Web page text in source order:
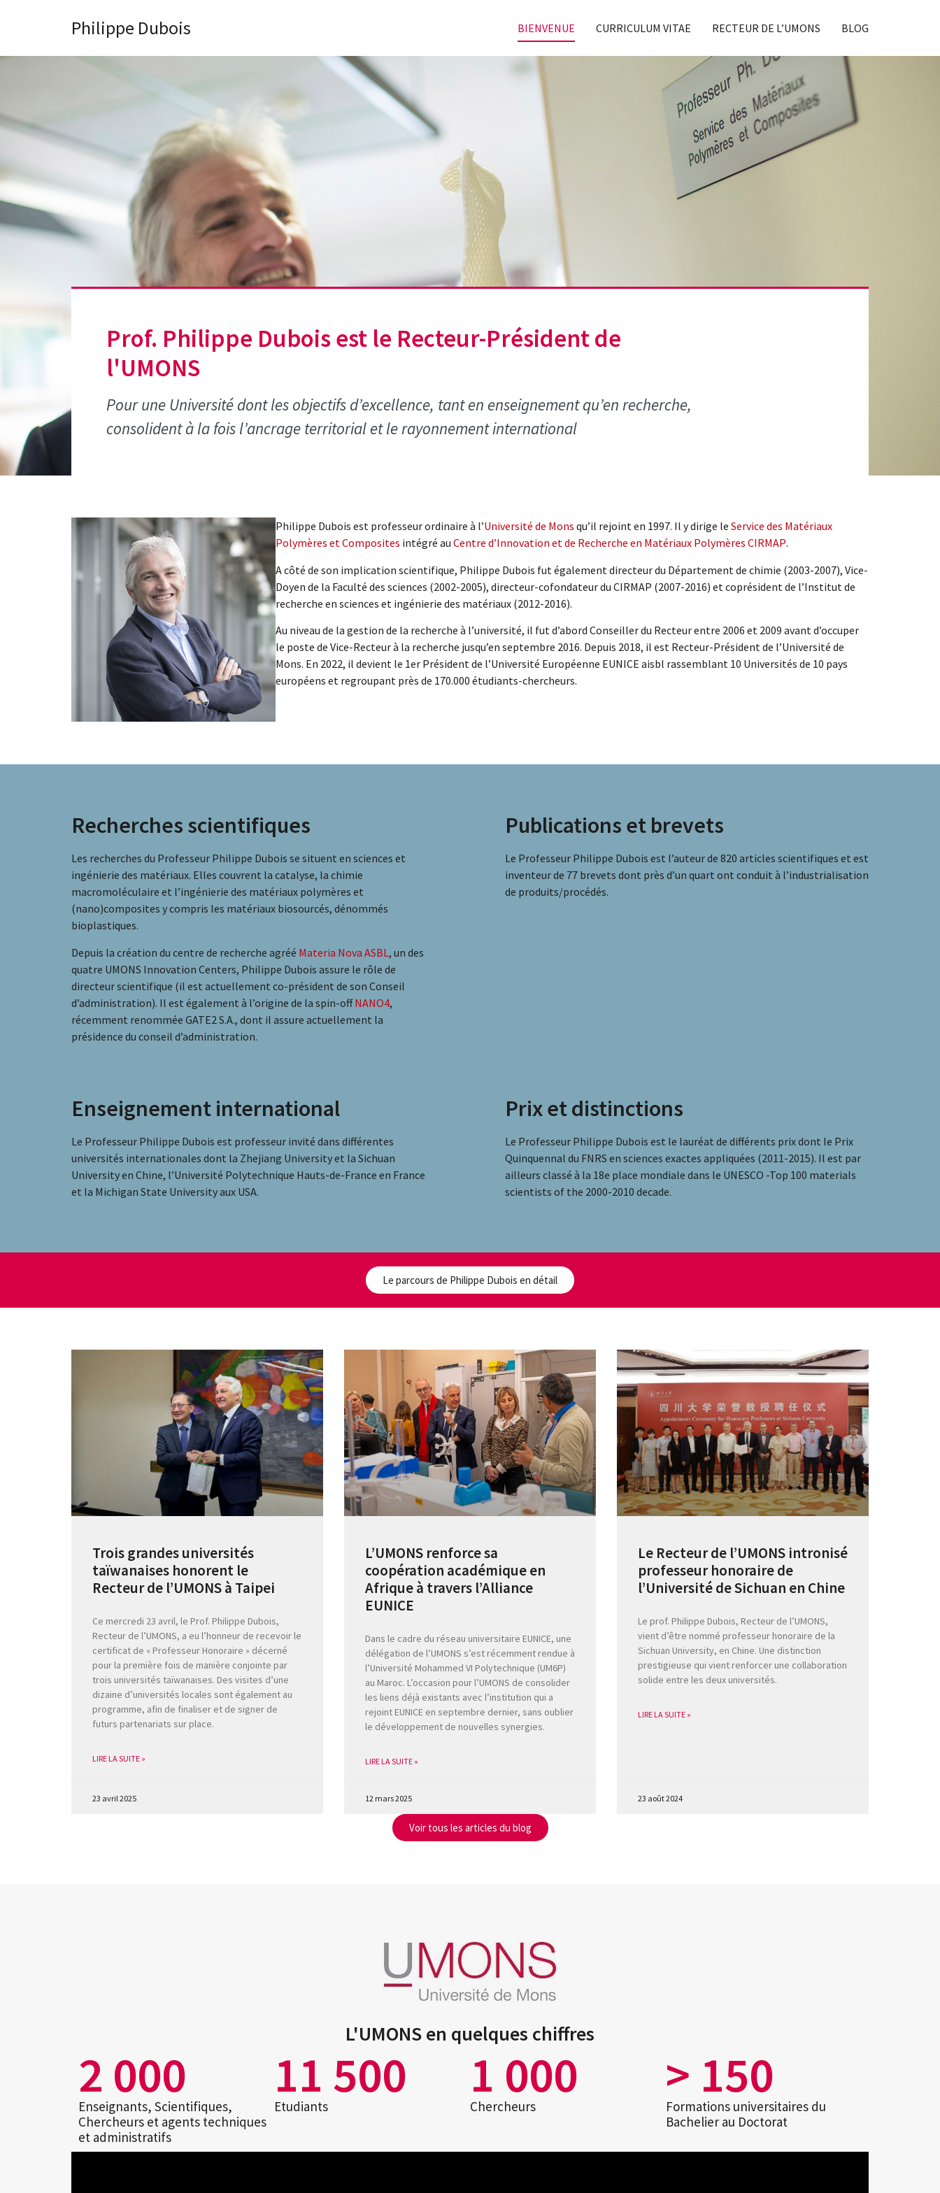
Philippe Dubois BIENVENUE CURRICULUM VITAE RECTEUR DE L’UMONS BLOG
Prof. Philippe Dubois est le Recteur-Président de
l'UMONS
Pour une Université dont les objectifs d’excellence, tant en enseignement qu’en recherche,
consolident à la fois l’ancrage territorial et le rayonnement international
Philippe Dubois est professeur ordinaire à l’Université de Mons qu’il rejoint en 1997. Il y dirige le Service des Matériaux
Polymères et Composites intégré au Centre d’Innovation et de Recherche en Matériaux Polymères CIRMAP.
A côté de son implication scientifique, Philippe Dubois fut également directeur du Département de chimie (2003-2007), Vice-
Doyen de la Faculté des sciences (2002-2005), directeur-cofondateur du CIRMAP (2007-2016) et coprésident de l’Institut de
recherche en sciences et ingénierie des matériaux (2012-2016).
Au niveau de la gestion de la recherche à l’université, il fut d’abord Conseiller du Recteur entre 2006 et 2009 avant d’occuper
le poste de Vice-Recteur à la recherche jusqu’en septembre 2016. Depuis 2018, il est Recteur-Président de l’Université de
Mons. En 2022, il devient le 1er Président de l’Université Européenne EUNICE aisbl rassemblant 10 Universités de 10 pays
européens et regroupant près de 170.000 étudiants-chercheurs.
Recherches scientifiques
Les recherches du Professeur Philippe Dubois se situent en sciences et
ingénierie des matériaux. Elles couvrent la catalyse, la chimie
macromoléculaire et l’ingénierie des matériaux polymères et
(nano)composites y compris les matériaux biosourcés, dénommés
bioplastiques.
Depuis la création du centre de recherche agréé Materia Nova ASBL, un des
quatre UMONS Innovation Centers, Philippe Dubois assure le rôle de
directeur scientifique (il est actuellement co-président de son Conseil
d’administration). Il est également à l’origine de la spin-offNANO4,
récemment renommée GATE2 S.A., dont il assure actuellement la
présidence du conseil d’administration.
Publications et brevets
Le Professeur Philippe Dubois est l’auteur de 820 articles scientifiques et est
inventeur de 77 brevets dont près d’un quart ont conduit à l’industrialisation
de produits/procédés.
Enseignement international
Le Professeur Philippe Dubois est professeur invité dans différentes
universités internationales dont la Zhejiang University et la Sichuan
University en Chine, l’Université Polytechnique Hauts-de-France en France
et la Michigan State University aux USA.
Prix et distinctions
Le Professeur Philippe Dubois est le lauréat de différents prix dont le Prix
Quinquennal du FNRS en sciences exactes appliquées (2011-2015). Il est par
ailleurs classé à la 18e place mondiale dans le UNESCO -Top 100 materials
scientists of the 2000-2010 decade.
Le parcours de Philippe Dubois en détail
Trois grandes universités
taïwanaises honorent le
Recteur de l’UMONS à Taipei
Ce mercredi 23 avril, le Prof. Philippe Dubois,
Recteur de l’UMONS, a eu l’honneur de recevoir le
certificat de « Professeur Honoraire » décerné
pour la première fois de manière conjointe par
trois universités taïwanaises. Des visites d’une
dizaine d’universités locales sont également au
programme, afin de finaliser et de signer de
futurs partenariats sur place.
LIRE LA SUITE »
23 avril 2025
L’UMONS renforce sa
coopération académique en
Afrique à travers l’Alliance
EUNICE
Dans le cadre du réseau universitaire EUNICE, une
délégation de l’UMONS s’est récemment rendue à
l’Université Mohammed VI Polytechnique (UM6P)
au Maroc. L’occasion pour l’UMONS de consolider
les liens déjà existants avec l’institution qui a
rejoint EUNICE en septembre dernier, sans oublier
le développement de nouvelles synergies.
LIRE LA SUITE »
12 mars 2025
Le Recteur de l’UMONS intronisé
professeur honoraire de
l’Université de Sichuan en Chine
Le prof. Philippe Dubois, Recteur de l’UMONS,
vient d’être nommé professeur honoraire de la
Sichuan University, en Chine. Une distinction
prestigieuse qui vient renforcer une collaboration
solide entre les deux universités.
LIRE LA SUITE »
23 août 2024
Voir tous les articles du blog
L'UMONS en quelques chiffres
Enseignants, Scientifiques,
Chercheurs et agents techniques
et administratifs
2 000
Etudiants
11 500
Chercheurs
1 000
Formations universitaires du
Bachelier au Doctorat
> 150